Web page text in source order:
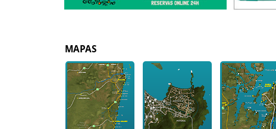
MAPAS